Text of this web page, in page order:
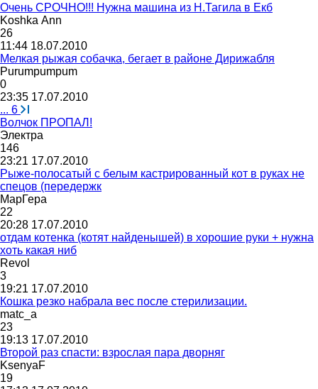
Очень СРОЧНО!!! Нужна машина из Н.Тагила в Екб
Koshka Ann
26
11:44 18.07.2010
Мелкая рыжая собачка, бегает в районе Дирижабля
Purumpumpum
0
23:35 17.07.2010
... 6
Волчок ПРОПАЛ!
Электра
146
23:21 17.07.2010
Рыже-полосатый с белым кастрированный кот в руках не
спецов (передержк
МарГера
22
20:28 17.07.2010
отдам котенка (котят найденышей) в хорошие руки + нужна
хоть какая ниб
Revol
3
19:21 17.07.2010
Кошка резко набрала вес после стерилизации.
matc_a
23
19:13 17.07.2010
Второй раз спасти: взрослая пара дворняг
KsenyaF
19